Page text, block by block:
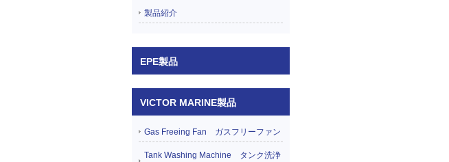
製品紹介
EPE製品
VICTOR MARINE製品
Gas Freeing Fan ガスフリーファン
Tank Washing Machine タンク洗浄